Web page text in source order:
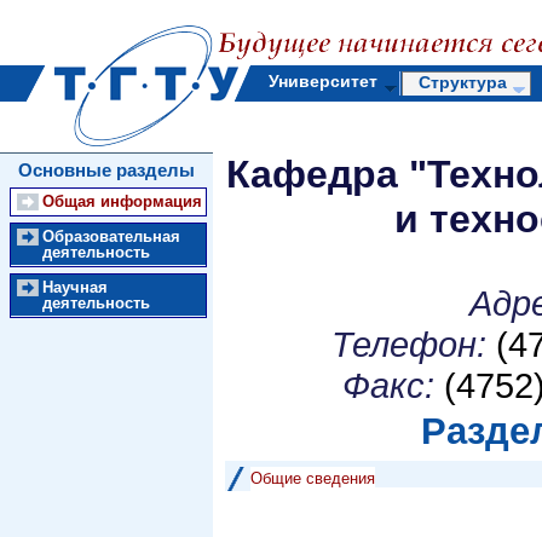
Университет Структура
Основные разделы
Общая информация
Образовательная
деятельность
Научная
деятельность
Кафедра
и
Телефон:
Факс:
Общие сведения